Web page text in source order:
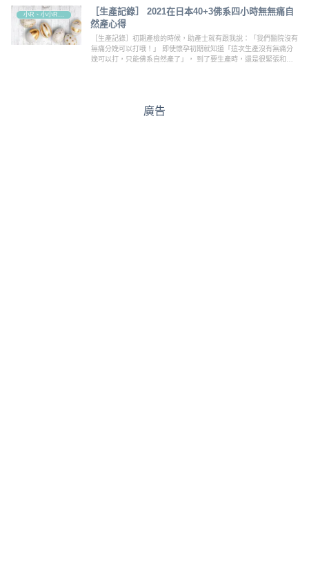
［生產記錄］ 2021在日本40+3佛系四小時無無痛自
然產心得
［生產記錄］初期產檢的時候，助產士就有跟我說：「我們醫院沒有
無痛分娩可以打哦！」 即使懷孕初期就知道「這次生產沒有無痛分
娩可以打，只能佛系自然產了」， 到了要生產時，還是很緊張和忐
廣告